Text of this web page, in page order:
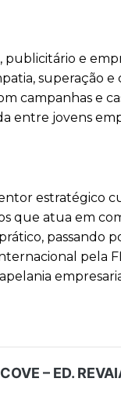
e
superação
campanhas e
entre jovens
estratégico
que atua em
passando
pela